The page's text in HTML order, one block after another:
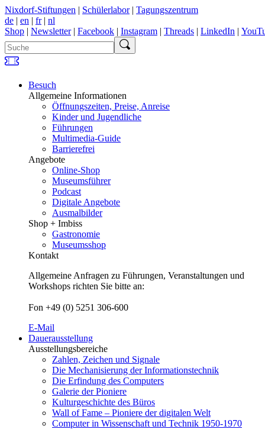
Nixdorf-Stiftungen | Schülerlabor| Tagungszentrum
de | en | fr| nl
Shop | Newsletter| Facebook | Instagram | Threads | LinkedIn |
Besuch
Allgemeine Informationen
Öffnungszeiten, Preise, Anreise
Kinder und Jugendliche
Führungen
Multimedia-Guide
Barrierefrei
Angebote
Online-Shop
Museumsführer
Podcast
Digitale Angebote
Ausmalbilder
Shop + Imbiss
Gastronomie
Museumsshop
Kontakt
Allgemeine Anfragen zu Führungen, Veranstaltungen und
Workshops richten Sie bitte an:
Fon +49 (0) 5251 306-600
E-Mail
Dauerausstellung
Ausstellungsbereiche
Zahlen, Zeichen und Signale
Die Mechanisierung der Informationstechnik
Die Erfindung des Computers
Galerie der Pioniere
Kulturgeschichte des Büros
Wall of Fame – Pioniere der digitalen Welt
Computer in Wissenschaft und Technik 1950-1970